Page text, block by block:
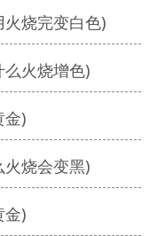
烧完变白色)
火烧增色)
金)
烧会变黑)
金)